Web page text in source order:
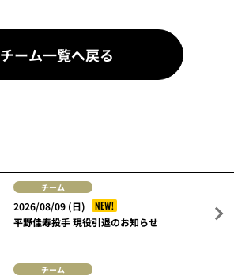
チーム一覧へ戻る
チーム
2026/08/09 (日)
NEW!
平野佳寿投手 現役引退のお知らせ
チーム